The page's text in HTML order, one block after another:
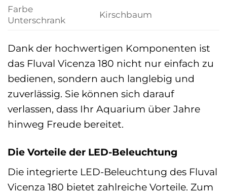
Farbe
Unterschrank
Kirschbaum
Dank der hochwertigen Komponenten ist
das Fluval Vicenza 180 nicht nur einfach zu
bedienen, sondern auch langlebig und
zuverlässig. Sie können sich darauf
verlassen, dass Ihr Aquarium über Jahre
hinweg Freude bereitet.
Die Vorteile der LED-Beleuchtung
Die integrierte LED-Beleuchtung des Fluval
Vicenza 180 bietet zahlreiche Vorteile. Zum